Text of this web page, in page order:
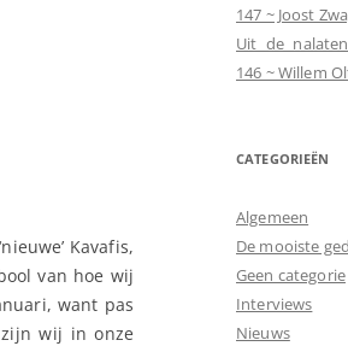
Kavafis,
van hoe wij
want pas
zijn wij in onze
147 ~ Joost
Uit de
146 ~ Willem
CATEGORIEËN
Algemeen
De mooiste
Geen categorie
Interviews
Nieuws